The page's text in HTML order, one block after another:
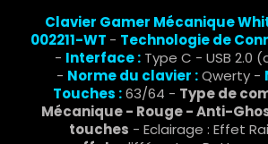
Clavier Gamer Mécanique
002211-WT - Technologie de
- Interface :Type C - USB 2.0
- Norme du clavier :Qwerty -
Touches :63/64 - Type de
Mécanique - Rouge - Anti-
touches - Eclairage : Effet